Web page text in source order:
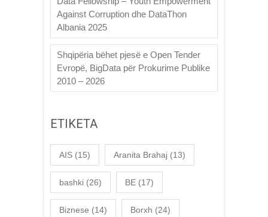
Against Corruption dhe DataThon
Albania 2025
Shqipëria bëhet pjesë e Open Tender
Evropë, BigData për Prokurime Publike
2010 – 2026
ETIKETA
AIS (15) Aranita Brahaj (13)
bashki (26) BE (17)
Biznese (14) Borxh (24)